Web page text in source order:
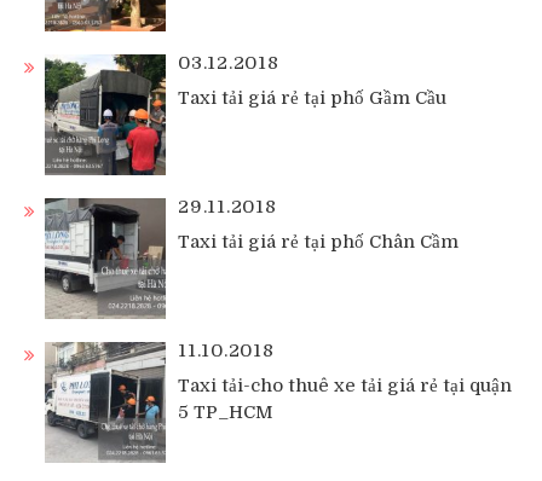
03.12.2018
Taxi tải giá rẻ tại phố Gầm Cầu
29.11.2018
Taxi tải giá rẻ tại phố Chân Cầm
11.10.2018
Taxi tải-cho thuê xe tải giá rẻ tại quận
5 TP_HCM